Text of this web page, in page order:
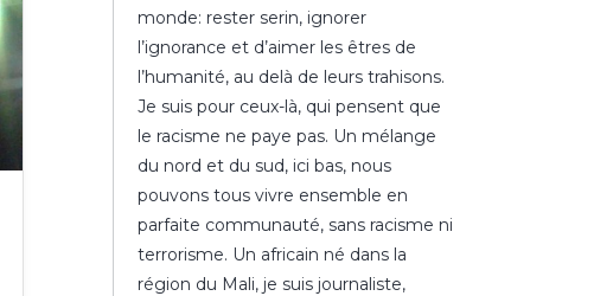
monde: rester serin, ignorer
l’ignorance et d’aimer les êtres de
l’humanité, au delà de leurs trahisons.
Je suis pour ceux-là, qui pensent que
le racisme ne paye pas. Un mélange
du nord et du sud, ici bas, nous
pouvons tous vivre ensemble en
parfaite communauté, sans racisme ni
terrorisme. Un africain né dans la
région du Mali, je suis journaliste,